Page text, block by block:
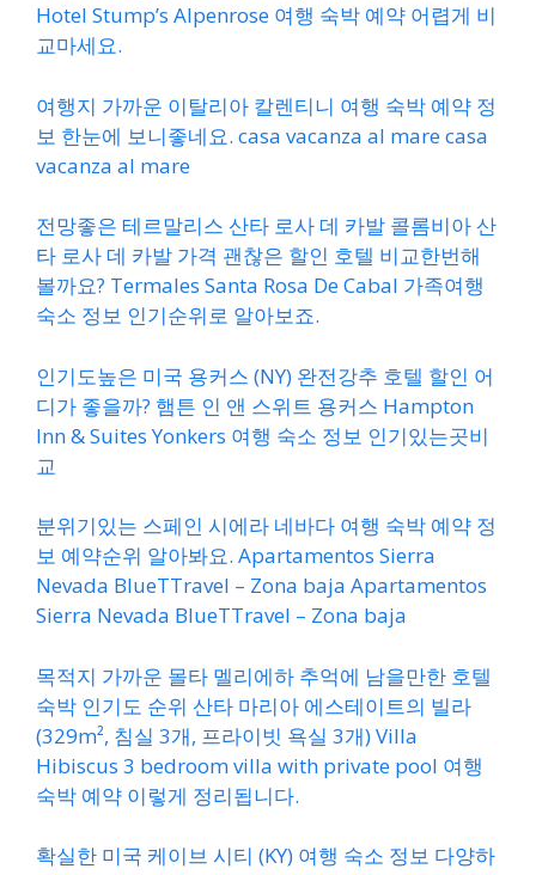
Hotel Stump’s Alpenrose 여행 숙박 예약 어렵게 비
교마세요.
여행지 가까운 이탈리아 칼렌티니 여행 숙박 예약 정
보 한눈에 보니좋네요. casa vacanza al mare casa
vacanza al mare
전망좋은 테르말리스 산타 로사 데 카발 콜롬비아 산
타 로사 데 카발 가격 괜찮은 할인 호텔 비교한번해
볼까요? Termales Santa Rosa De Cabal 가족여행
숙소 정보 인기순위로 알아보죠.
인기도높은 미국 용커스 (NY) 완전강추 호텔 할인 어
디가 좋을까? 햄튼 인 앤 스위트 용커스 Hampton
Inn & Suites Yonkers 여행 숙소 정보 인기있는곳비
교
분위기있는 스페인 시에라 네바다 여행 숙박 예약 정
보 예약순위 알아봐요. Apartamentos Sierra
Nevada BlueTTravel – Zona baja Apartamentos
Sierra Nevada BlueTTravel – Zona baja
목적지 가까운 몰타 멜리에하 추억에 남을만한 호텔
숙박 인기도 순위 산타 마리아 에스테이트의 빌라
(329m², 침실 3개, 프라이빗 욕실 3개) Villa
Hibiscus 3 bedroom villa with private pool 여행
숙박 예약 이렇게 정리됩니다.
확실한 미국 케이브 시티 (KY) 여행 숙소 정보 다양하